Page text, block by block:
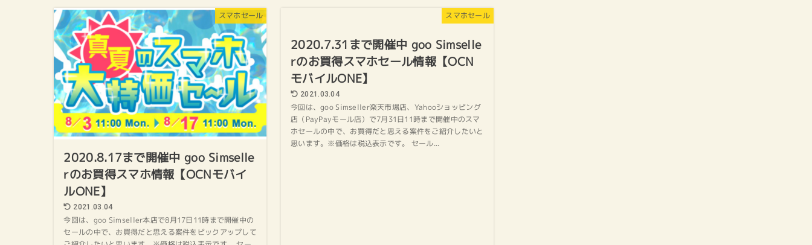
スマホセール
2020.8.17まで開催中 goo Simselle
rのお買得スマホ情報【OCNモバイ
ルONE】
2021.03.04
今回は、goo Simseller本店で8月17日11時まで開催中の
セールの中で、お買得だと思える案件をピックアップして
スマホセール
2020.7.31まで開催中 goo Simselle
rのお買得スマホセール情報【OCN
モバイルONE】
2021.03.04
今回は、goo Simseller楽天市場店、Yahooショッピング
店（PayPayモール店）で7月31日11時まで開催中のスマ
ホセールの中で、お買得だと思える案件をご紹介したいと
思います。※価格は税込表示です。 セール...